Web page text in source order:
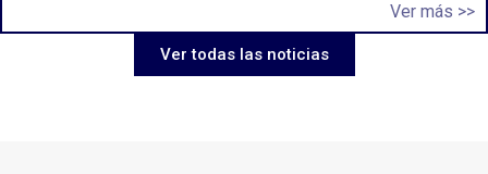
Ver más >>
Ver todas las noticias